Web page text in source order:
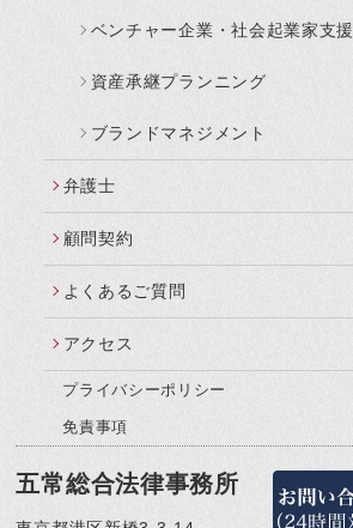
ベンチャー企業・社会起業家支援
資産承継プランニング
ブランドマネジメント
弁護士
顧問契約
よくあるご質問
アクセス
プライバシーポリシー
免責事項
五常総合法律事務所